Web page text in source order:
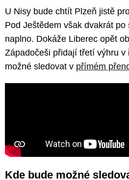
U Nisy bude chtít Plzeň jistě
Pod Ještědem však dvakrát po
naplno. Dokáže Liberec opět
Západočeši přidají třetí výhru v
možné sledovat v přímém
Kde bude možné